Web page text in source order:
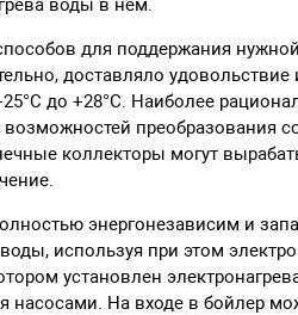
для поддержания
доставляло
до +28°С. Наиболее
возможностей преобразования
коллекторы могут
энергонезависим и
используя при этом
установлен
насосами. На входе в бойлер